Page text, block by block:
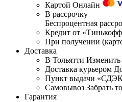
Картой Онлайн
В рассрочку
Беспроцентная
Кредит от
При получении
Доставка
В Тольятти Изменить
Доставка курьером
Пункт выдачи
Самовывоз Забрать
Гарантия